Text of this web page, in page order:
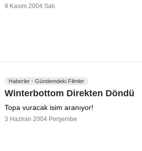
9 Kasım 2004 Salı
Haberler - Gündemdeki Filmler
Winterbottom Direkten Döndü
Topa vuracak isim aranıyor!
3 Haziran 2004 Perşembe